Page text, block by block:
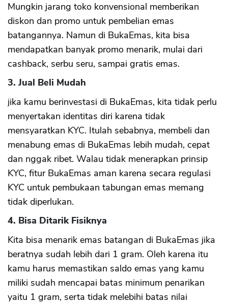
Mungkin jarang toko konvensional memberikan
diskon dan promo untuk pembelian emas
batangannya. Namun di BukaEmas, kita bisa
mendapatkan banyak promo menarik, mulai dari
cashback, serbu seru, sampai gratis emas.
3. Jual Beli Mudah
jika kamu berinvestasi di BukaEmas, kita tidak perlu
menyertakan identitas diri karena tidak
mensyaratkan KYC. Itulah sebabnya, membeli dan
menabung emas di BukaEmas lebih mudah, cepat
dan nggak ribet. Walau tidak menerapkan prinsip
KYC, fitur BukaEmas aman karena secara regulasi
KYC untuk pembukaan tabungan emas memang
tidak diperlukan.
4. Bisa Ditarik Fisiknya
Kita bisa menarik emas batangan di BukaEmas jika
beratnya sudah lebih dari 1 gram. Oleh karena itu
kamu harus memastikan saldo emas yang kamu
miliki sudah mencapai batas minimum penarikan
yaitu 1 gram, serta tidak melebihi batas nilai